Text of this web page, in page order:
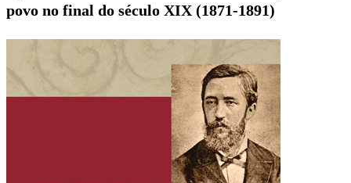
povo no final do século XIX (1871-1891)